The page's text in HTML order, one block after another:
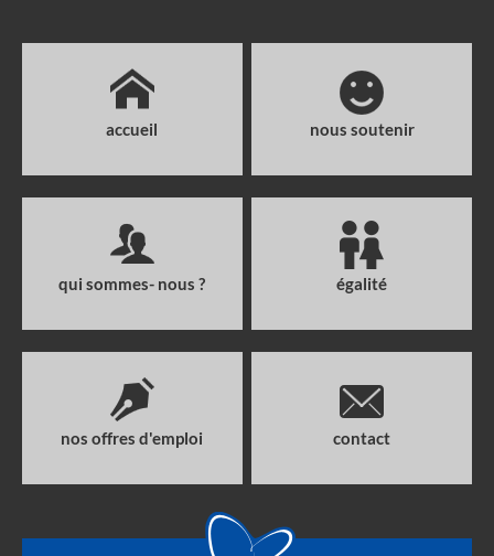
accueil nous soutenir
qui sommes- nous ? égalité
nos offres d'emploi contact